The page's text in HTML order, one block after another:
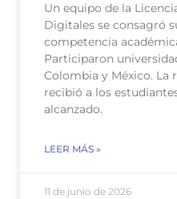
Un equipo de la
Digitales se consagró
competencia
Participaron
Colombia y México. La
recibió a los
alcanzado.
LEER MÁS »
11 de junio de 2026